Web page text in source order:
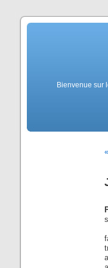
Bienvenue sur